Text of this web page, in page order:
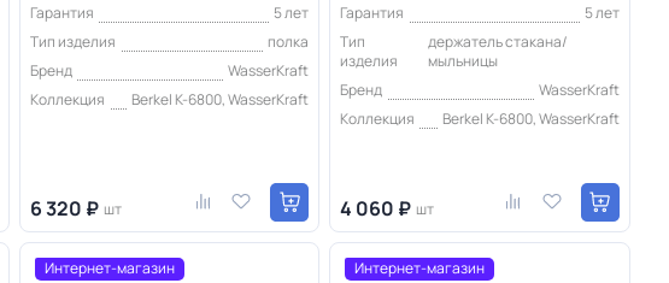
Гарантия
5 лет
Тип изделия
полка
Бренд
WasserKraft
Коллекция
Berkel K-6800, WasserKraft
6 320 ₽ шт
Гарантия
5 лет
Тип
изделия
держатель стакана/
мыльницы
Бренд
WasserKraft
Коллекция
Berkel K-6800, WasserKraft
4 060 ₽ шт
Интернет-магазин Интернет-магазин